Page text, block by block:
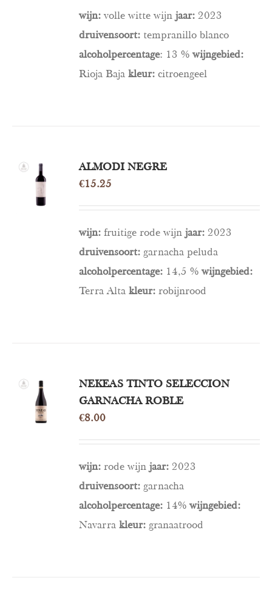
wijn:volle witte wijnjaar:2023
druivensoort: tempranillo blanco
alcoholpercentage: 13 %wijngebied:
Rioja Bajakleur: citroengeel
OPTIES
SELECTEREN
/
DETAILS
ALMODI NEGRE
€15.25
wijn: fruitige rode wijnjaar: 2023
druivensoort: garnacha peluda
alcoholpercentage: 14,5 %wijngebied:
Terra Altakleur:robijnrood
OPTIES
SELECTEREN
/
DETAILS
NEKEAS TINTO SELECCION
GARNACHA ROBLE
€8.00
wijn: rode wijnjaar: 2023
druivensoort: garnacha
alcoholpercentage: 14%wijngebied:
Navarrakleur: granaatrood